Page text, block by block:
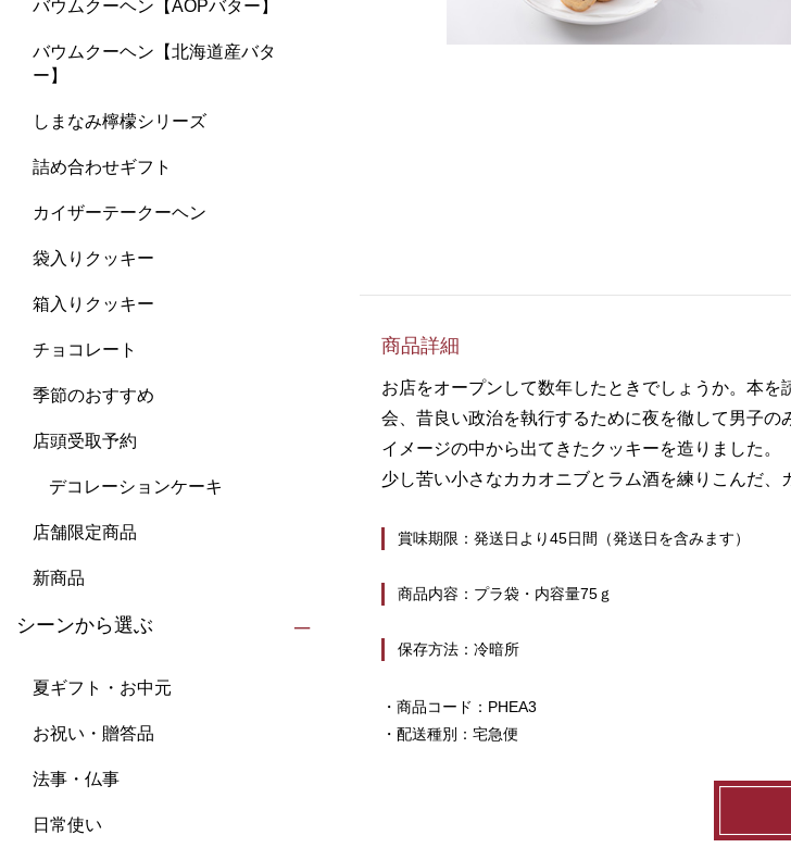
バウムクーヘン【AOPバター】
バウムクーヘン【北海道産バタ
ー】
しまなみ檸檬シリーズ
詰め合わせギフト
カイザーテークーヘン
袋入りクッキー
箱入りクッキー
チョコレート
季節のおすすめ
店頭受取予約
デコレーションケーキ
店舗限定商品
新商品
シーンから選ぶ
夏ギフト・お中元
お祝い・贈答品
法事・仏事
日常使い
商品詳細
お店をオープンして数年したときでしょうか。本
会、昔良い政治を執行するために夜を徹して男子の
イメージの中から出てきたクッキーを造りました。
少し苦い小さなカカオニブとラム酒を練りこんだ、
賞味期限：発送日より45日間（発送日を含みます）
商品内容：プラ袋・内容量75ｇ
保存方法：冷暗所
・商品コード：PHEA3
・配送種別：宅急便